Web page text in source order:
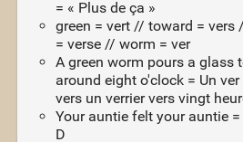
= « Plus de ça »
green = vert // toward = vers
= verse // worm = ver
A green worm pours a glass
around eight o'clock = Un
vers un verrier vers vingt
Your auntie felt your auntie
D